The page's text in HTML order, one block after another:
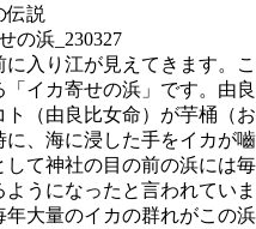
伝説
入り江が見えてきます。こ
イカ寄せの浜」です。由良
（由良比女命）が芋桶（お
、海に浸した手をイカが嚙
て神社の目の前の浜には毎
うになったと言われていま
大量のイカの群れがこの浜